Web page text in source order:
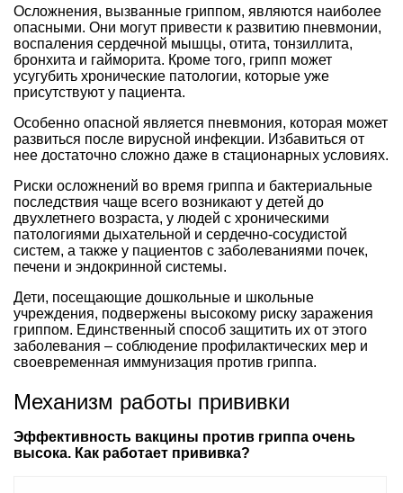
Осложнения, вызванные гриппом, являются наиболее
опасными. Они могут привести к развитию пневмонии,
воспаления сердечной мышцы, отита, тонзиллита,
бронхита и гайморита. Кроме того, грипп может
усугубить хронические патологии, которые уже
присутствуют у пациента.
Особенно опасной является пневмония, которая может
развиться после вирусной инфекции. Избавиться от
нее достаточно сложно даже в стационарных условиях.
Риски осложнений во время гриппа и бактериальные
последствия чаще всего возникают у детей до
двухлетнего возраста, у людей с хроническими
патологиями дыхательной и сердечно-сосудистой
систем, а также у пациентов с заболеваниями почек,
печени и эндокринной системы.
Дети, посещающие дошкольные и школьные
учреждения, подвержены высокому риску заражения
гриппом. Единственный способ защитить их от этого
заболевания – соблюдение профилактических мер и
своевременная иммунизация против гриппа.
Механизм работы прививки
Эффективность вакцины против гриппа очень
высока. Как работает прививка?